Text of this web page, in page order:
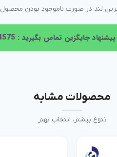
لند در صورت ناموجود بودن محصول
جایگزین تماس بگیرید : 09118104575
محصولات مشابه
تنوع بیشتر، انتخاب بهتر